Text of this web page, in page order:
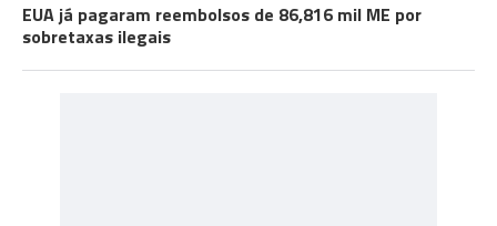
EUA já pagaram reembolsos de 86,816 mil ME por
sobretaxas ilegais